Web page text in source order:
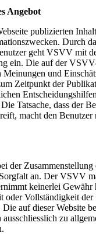
Angebot
publizierten
Durch
geht VSVV mit
ein. Die auf der
Meinungen und
Zeitpunkt der
Tatsache, dass der
macht den Benutzer
der Zusammenstellung
an. Der VSVV
keinerlei Gewähr
oder Vollständigkeit der
auf dieser Website
zu